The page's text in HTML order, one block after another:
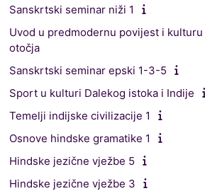
Sanskrtski seminar niži 1
Uvod u predmodernu povijest i kulturu
otočja
Sanskrtski seminar epski 1-3-5
Sport u kulturi Dalekog istoka i Indije
Temelji indijske civilizacije 1
Osnove hindske gramatike 1
Hindske jezične vježbe 5
Hindske jezične vježbe 3